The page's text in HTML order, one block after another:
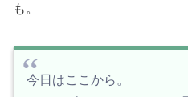
も。
今日はここから。